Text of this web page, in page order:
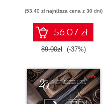
modelowaniu
probabilistycznym.
Wydanie III
(53,40 zł najniższa cena z 30 dni)
56.07 zł
89.00zł (-37%)